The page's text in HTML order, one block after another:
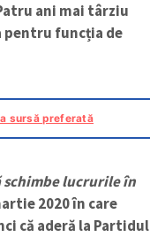
ani mai târziu
pentru funcția de
sursă preferată
schimbe lucrurile în
2020 în care
că aderă la Partidul